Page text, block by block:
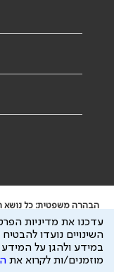
הבהרה משפטית: כל נושא
ייעוץ רפואי או משפטי.
ידוע לי שהר"י אוספת
להיות מועבר לצדדים
עדכנו את מדיניות
השינויים נועדו
במידע ולהגן על
מוזמנים/ות לקרוא את